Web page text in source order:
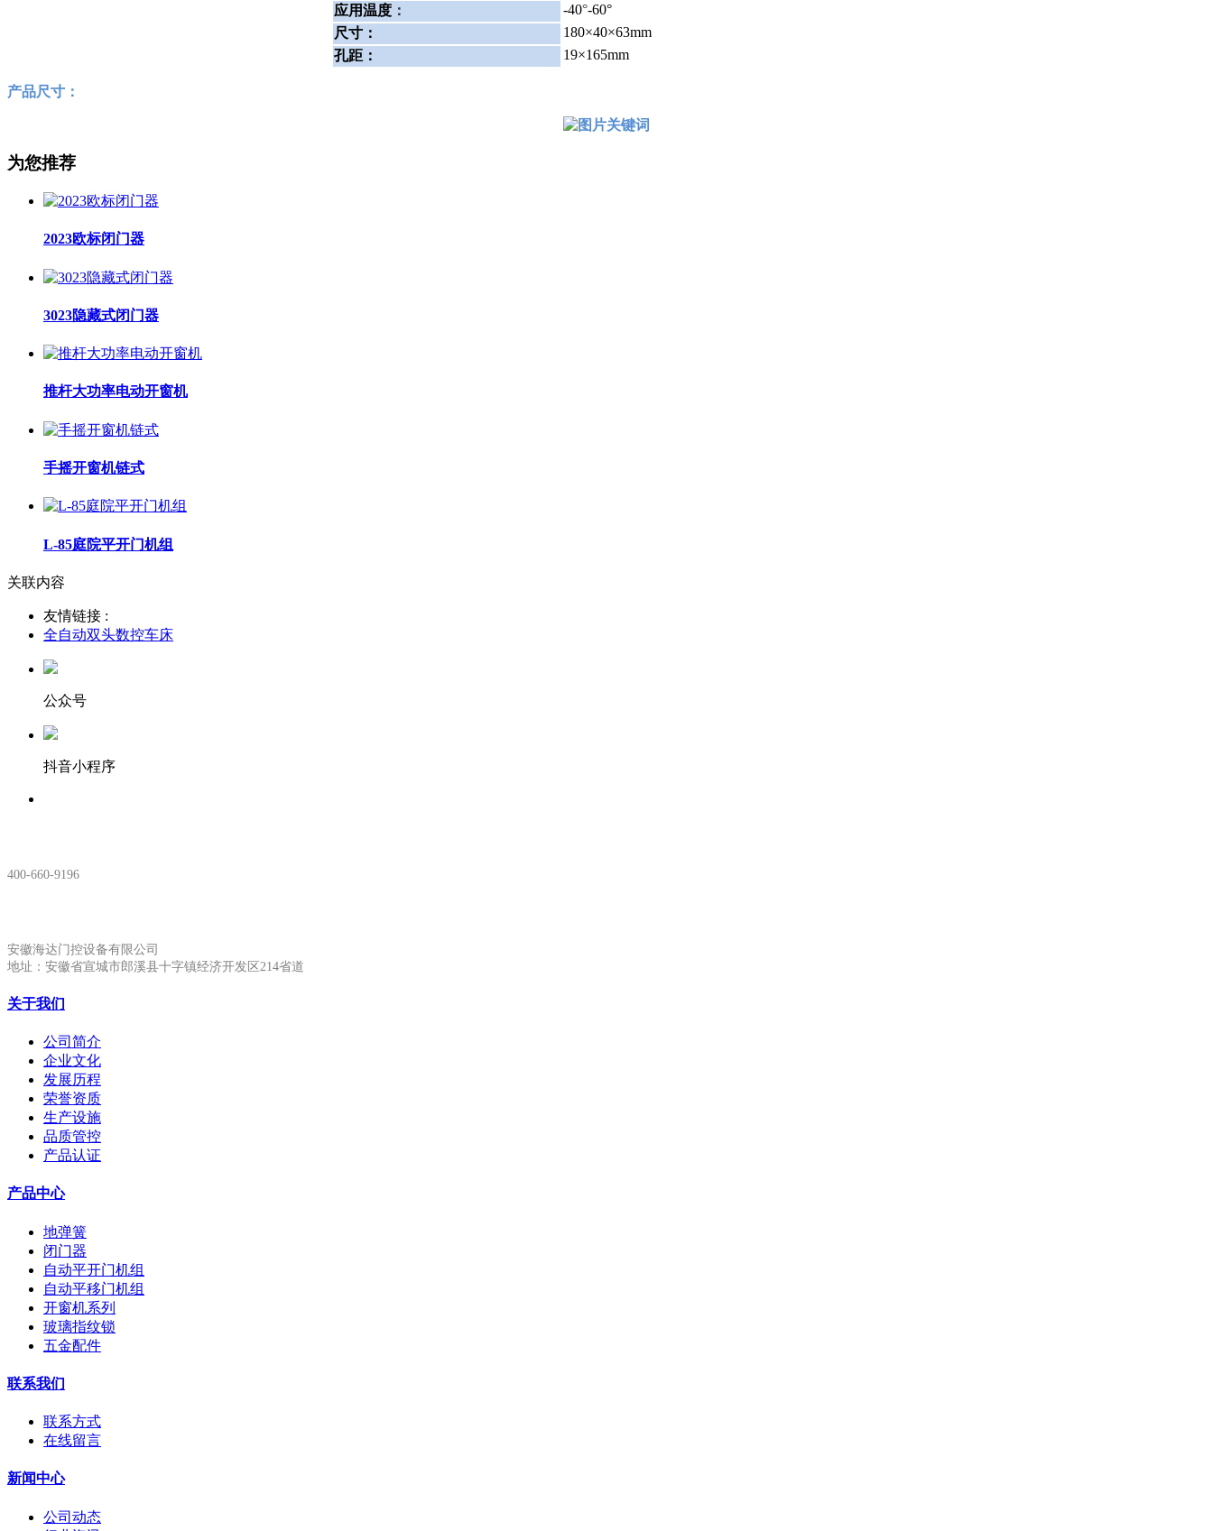
应用温度 ： -40°-60°
尺寸：
180×40×63mm
孔距：
19×165mm
产品尺寸：
为您推荐
2023欧标闭门器
3023隐藏式闭门器
推杆大功率电动开窗机
手摇开窗机链式
L-85庭院平开门机组
关联内容
友情链接 :
全自动双头数控车床
公众号
抖音小程序
400-660-9196
安徽海达门控设备有限公司
地址：安徽省宣城市郎溪县十字镇经济开发区214省道
关于我们
公司简介
企业文化
发展历程
荣誉资质
生产设施
品质管控
产品认证
产品中心
地弹簧
闭门器
自动平开门机组
自动平移门机组
开窗机系列
玻璃指纹锁
五金配件
联系我们
联系方式
在线留言
新闻中心
公司动态